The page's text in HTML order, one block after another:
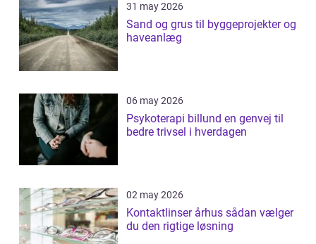
31 may 2026
Sand og grus til byggeprojekter og
haveanlæg
06 may 2026
Psykoterapi billund en genvej til
bedre trivsel i hverdagen
02 may 2026
Kontaktlinser århus sådan vælger
du den rigtige løsning